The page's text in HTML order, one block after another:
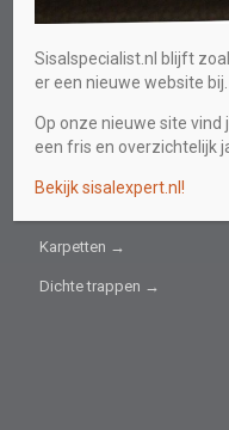
Collectie →
Sisal fijn →
Karpetten →
Dichte trappen →
Sisalspecialist.nl blijft
er een nieuwe website bij.
Op onze nieuwe site
een fris en overzichtelijk
Bekijk sisalexpert.nl!